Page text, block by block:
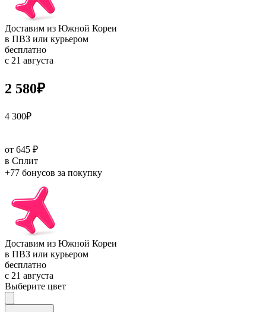
Доставим из Южной Кореи
в ПВЗ или курьером
бесплатно
с 21 августа
2 580₽
4 300₽
от 645 ₽
в Сплит
+77 бонусов за покупку
Доставим из Южной Кореи
в ПВЗ или курьером
бесплатно
с 21 августа
Выберите цвет